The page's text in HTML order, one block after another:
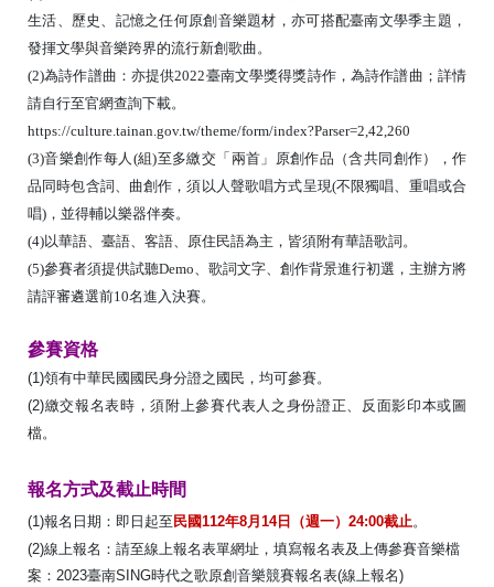
生活、歷史、記憶之任何原創音樂題材，亦可搭配臺南文學季主題，
發揮文學與音樂跨界的流行新創歌曲。
(2)為詩作譜曲：亦提供2022臺南文學獎得獎詩作，為詩作譜曲；詳情
請自行至官網查詢下載。
https://culture.tainan.gov.tw/theme/form/index?Parser=2,42,260
(3)音樂創作每人(組)至多繳交「兩首」原創作品（含共同創作），作
品同時包含詞、曲創作，須以人聲歌唱方式呈現(不限獨唱、重唱或合
唱)，並得輔以樂器伴奏。
(4)以華語、臺語、客語、原住民語為主，皆須附有華語歌詞。
(5)參賽者須提供試聽Demo、歌詞文字、創作背景進行初選，主辦方將
請評審遴選前10名進入決賽。
參賽資格
(1)領有中華民國國民身分證之國民，均可參賽。
(2)繳交報名表時，須附上參賽代表人之身份證正、反面影印本或圖
檔。
報名方式及截止時間
(1)報名日期：即日起至 民國112年8月 14日（週一） 24:00截止。
(2)線上報名：請至線上報名表單網址，填寫報名表及上傳參賽音樂檔
案：2023臺南SING時代之歌原創音樂競賽報名表(線上報名)